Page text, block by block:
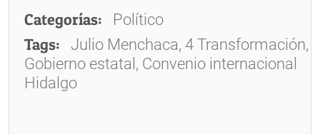
Categorías: Político
Tags:
Julio Menchaca, 4 Transformación,
Gobierno estatal, Convenio internacional
Hidalgo